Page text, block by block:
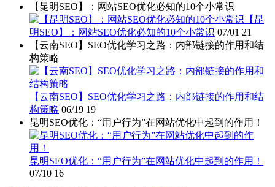
【昆明SEO】：网站SEO优化必知的10个小常识
【昆
明SEO】：网站SEO优化必知的10个小常识 07/01 21
【云南SEO】SEO优化学习之路：内部链接的作用和结
构策略
【云南SEO】SEO优化学习之路：内部链接的作用和结
构策略 06/19 19
昆明SEO优化：“用户行为”在网站优化中起到的作用！
昆明SEO优化：“用户行为”在网站优化中起到的作用！
07/10 16